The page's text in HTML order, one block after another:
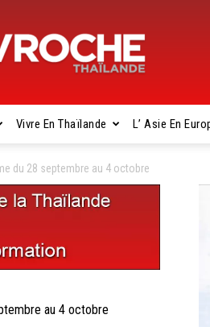
Gavroche
Vivre En Thaïlande L’ Asie En
du 28 septembre au 4 octobre
au 4 octobre